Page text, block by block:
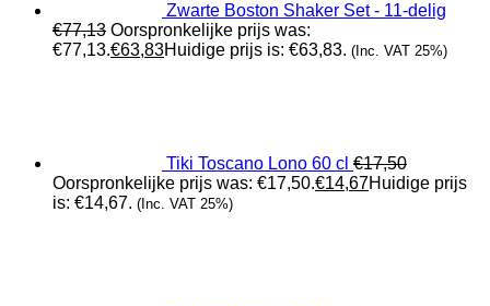
Zwarte Boston Shaker Set - 11-delig
€77,13 Oorspronkelijke prijs was:
€77,13.€63,83Huidige prijs is: €63,83. (Inc. VAT 25%)
Tiki Toscano Lono 60 cl €17,50
Oorspronkelijke prijs was: €17,50.€14,67Huidige prijs
is: €14,67. (Inc. VAT 25%)